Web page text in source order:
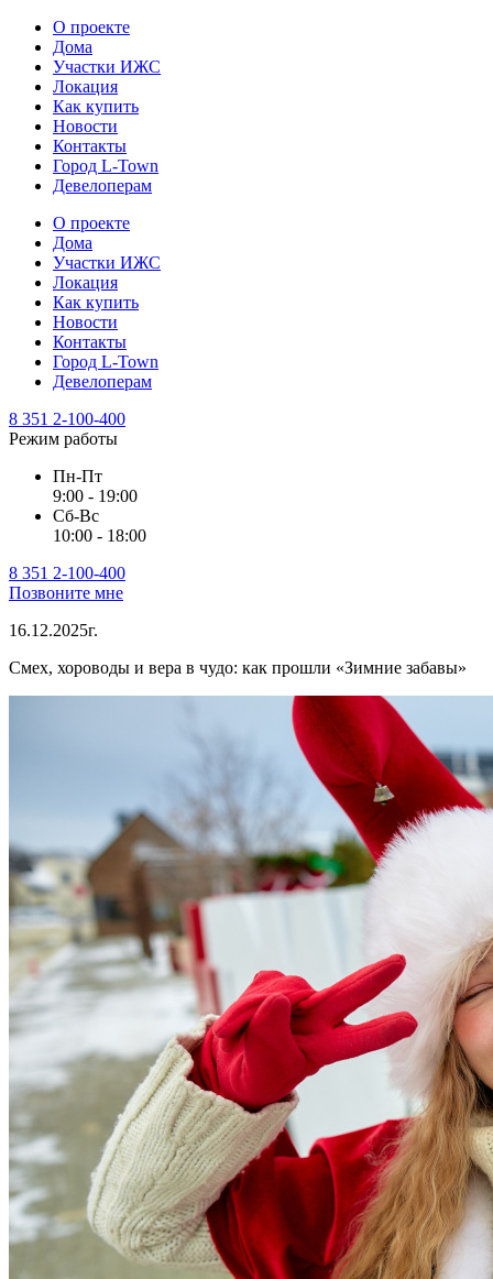
О проекте
Дома
Участки ИЖС
Локация
Как купить
Новости
Контакты
Город L-Town
Девелоперам
О проекте
Дома
Участки ИЖС
Локация
Как купить
Новости
Контакты
Город L-Town
Девелоперам
8 351 2-100-400
Режим работы
Пн-Пт
9:00 - 19:00
Сб-Вс
10:00 - 18:00
8 351 2-100-400
Позвоните мне
16.12.2025г.
Смех, хороводы и вера в чудо: как прошли «Зимние забавы»